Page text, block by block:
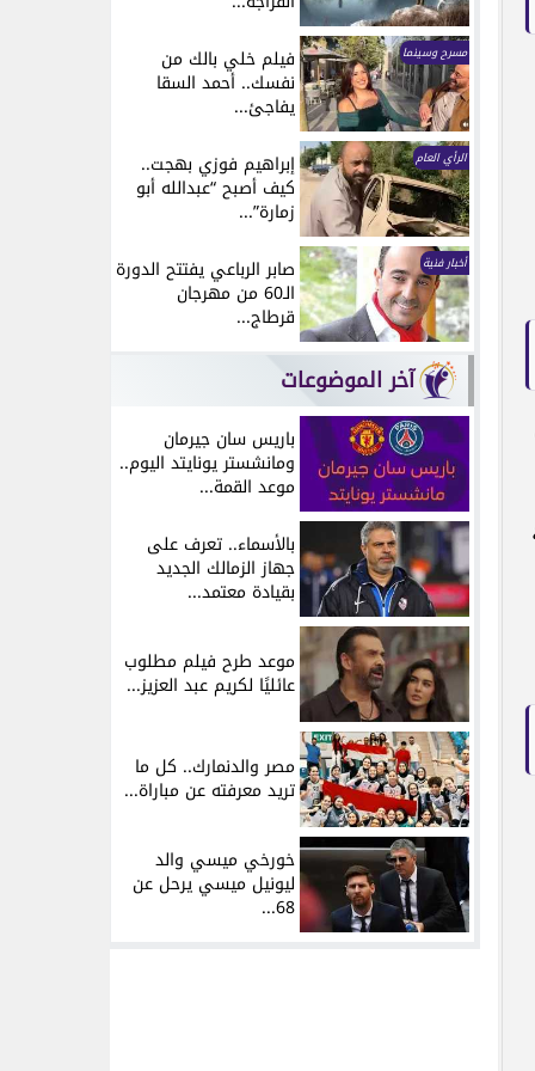
مسرح وسينما فيلم خلي بالك من
نفسك.. أحمد السقا
يفاجئ...
الرأي العام إبراهيم فوزي بهجت..
كيف أصبح “عبدالله أبو
زمارة”...
أخبار فنية صابر الرباعي يفتتح الدورة
الـ60 من مهرجان
قرطاج...
آخر الموضوعات
باريس سان جيرمان
ومانشستر يونايتد اليوم..
موعد القمة...
بالأسماء.. تعرف على
جهاز الزمالك الجديد
بقيادة معتمد...
موعد طرح فيلم مطلوب
عائليًا لكريم عبد العزيز...
مصر والدنمارك.. كل ما
تريد معرفته عن مباراة...
خورخي ميسي والد
ليونيل ميسي يرحل عن
68...